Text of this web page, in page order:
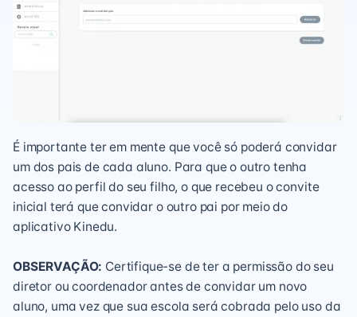
É importante ter em mente que você só poderá convidar
um dos pais de cada aluno. Para que o outro tenha
acesso ao perfil do seu filho, o que recebeu o convite
inicial terá que convidar o outro pai por meio do
aplicativo Kinedu.
OBSERVAÇÃO: Certifique-se de ter a permissão do seu
diretor ou coordenador antes de convidar um novo
aluno, uma vez que sua escola será cobrada pelo uso da